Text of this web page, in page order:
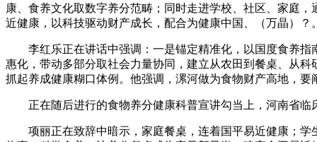
康、食养文化取数字养分范畴；同时走进学校、社区、家庭
近健康，以科技驱动财产成长，配合为健康中国、（万晶）？
李红乐正在讲话中强调：一是锚定精准化，以国度食养指
惠化，带动多部分取社会力量协同，建立从农田到餐桌、从
抓起养成健康糊口体例。他强调，漯河做为食物财产高地，
正在随后进行的食物养分健康科普宣讲勾当上，河南省临
项丽正在致辞中暗示，家庭餐桌，连着国平易近健康；学